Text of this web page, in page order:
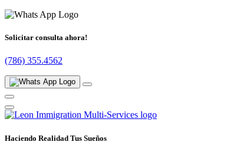
Solicitar consulta ahora!
(786) 355.4562
Haciendo Realidad Tus Sueños